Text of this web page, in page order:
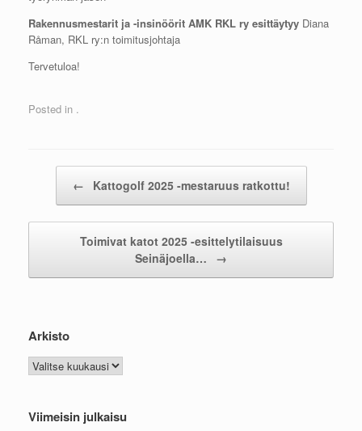
Rakennusmestarit ja -insinöörit AMK RKL ry esittäytyy Diana
Råman, RKL ry:n toimitusjohtaja
Tervetuloa!
Posted in .
← Kattogolf 2025 -mestaruus ratkottu!
Toimivat katot 2025 -esittelytilaisuus
Seinäjoella…
→
Arkisto
Arkisto
Viimeisin julkaisu